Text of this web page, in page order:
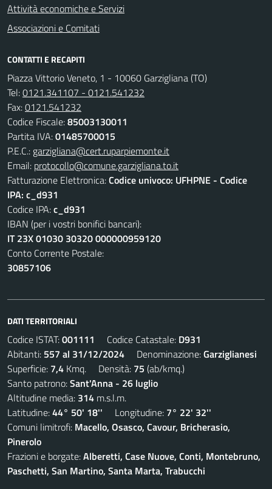
Attività economiche e Servizi
Associazioni e Comitati
CONTATTI E RECAPITI
Piazza Vittorio Veneto, 1 - 10060 Garzigliana (TO)
Tel:0121.341107 - 0121.541232
Fax:0121.541232
Codice Fiscale:85003130011
Partita IVA:01485700015
P.E.C.: garzigliana@cert.ruparpiemonte.it
Email: protocollo@comune.garzigliana.to.it
Fatturazione Elettronica:Codice univoco: UFHPNE - Codice
IPA: c_d931
Codice IPA:c_d931
IBAN (per i vostri bonifici bancari):
IT 23X 01030 30320 000000959120
Conto Corrente Postale:
30857106
DATI TERRITORIALI
Codice ISTAT:001111 Codice Catastale: D931
Abitanti: 557 al 31/12/2024 Denominazione:Garziglianesi
Superficie: 7,4 Kmq. Densità: 75 (ab/kmq.)
Santo patrono:Sant'Anna - 26 luglio
Altitudine media: 314 m.s.l.m.
Latitudine:44° 50' 18'' Longitudine: 7° 22' 32''
Comuni limitrofi: Macello, Osasco, Cavour, Bricherasio,
Pinerolo
Frazioni e borgate:Alberetti, Case Nuove, Conti, Montebruno,
Paschetti, San Martino, Santa Marta, Trabucchi